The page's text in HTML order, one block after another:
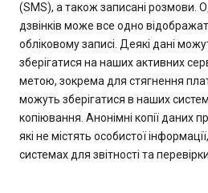
(SMS), а також записані розмови.
дзвінків може все одно
обліковому записі. Деякі дані
зберігатися на наших активних
метою, зокрема для стягнення
можуть зберігатися в наших
копіювання. Анонімні копії даних
які не містять особистої
системах для звітності та